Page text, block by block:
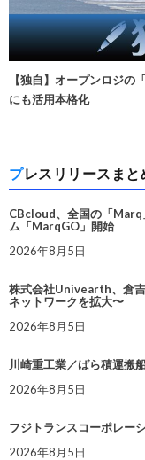
【独自】オープンロジ
にも活用本格化
プレスリリースま
CBcloud、全国の「Marq
ム「MarqGO」開始
2026年8月5日
株式会社Univearth、倉
ネットワークを拡大〜
2026年8月5日
川崎重工業／ばら積運搬
2026年8月5日
フジトランスコーポレー
2026年8月5日